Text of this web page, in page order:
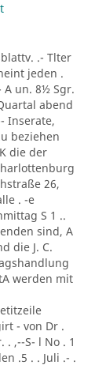
.- Tlter
jeden .
A un. 8½ Sgr.
abend
Inserate,
beziehen
die der
26,
. -e
S 1 ..
sind, A
die J. C.
werden mit
- von Dr .
. ,--S- l No . 1
.5 . . Juli .- .